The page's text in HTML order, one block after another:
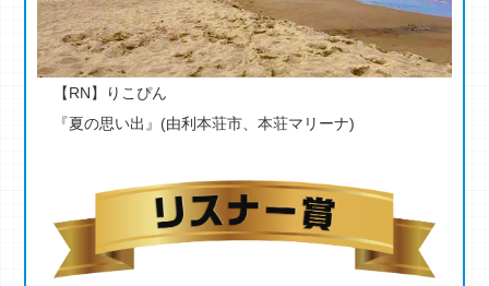
【RN】りこぴん
『夏の思い出』(由利本荘市、本荘マリーナ)